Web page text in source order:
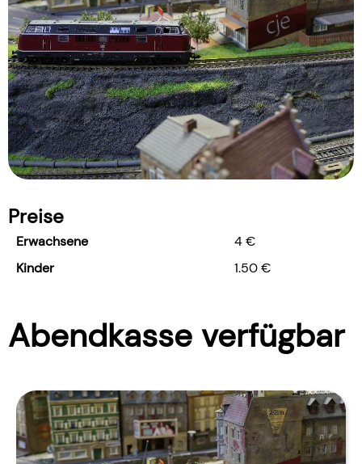
Preise
Erwachsene
4 €
Kinder
1.50 €
Abendkasse verfügbar